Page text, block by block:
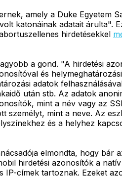
amely a Duke Egyetem
katonáinak adatait árulta".
hirdetésekkel
a gond. "A hirdetési
és
adatok
után stb. Az adatok
mint a név vagy az
személyt, mint a neve. Az
és a helyhez
elmondta, hogy
hirdetési azonosítók a
címek tartoznak. Ezeket